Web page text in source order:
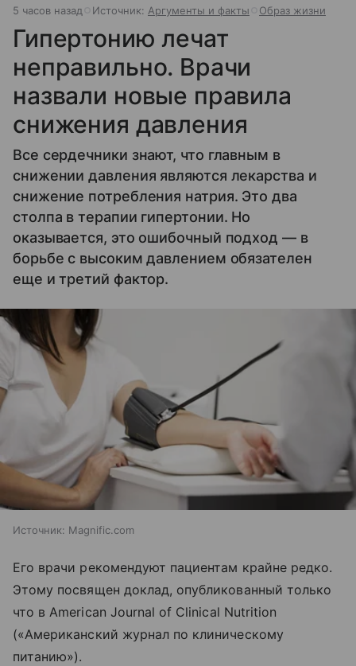
5 часов назад Источник: Аргументы и факты Образ жизни
Гипертонию лечат
неправильно. Врачи
назвали новые правила
снижения давления
Все сердечники знают, что главным в
снижении давления являются лекарства и
снижение потребления натрия. Это два
столпа в терапии гипертонии. Но
оказывается, это ошибочный подход — в
борьбе с высоким давлением обязателен
еще и третий фактор.
Источник: Magnific.com
Его врачи рекомендуют пациентам крайне редко.
Этому посвящен доклад, опубликованный только
что в American Journal of Clinical Nutrition
(«Американский журнал по клиническому
питанию»).